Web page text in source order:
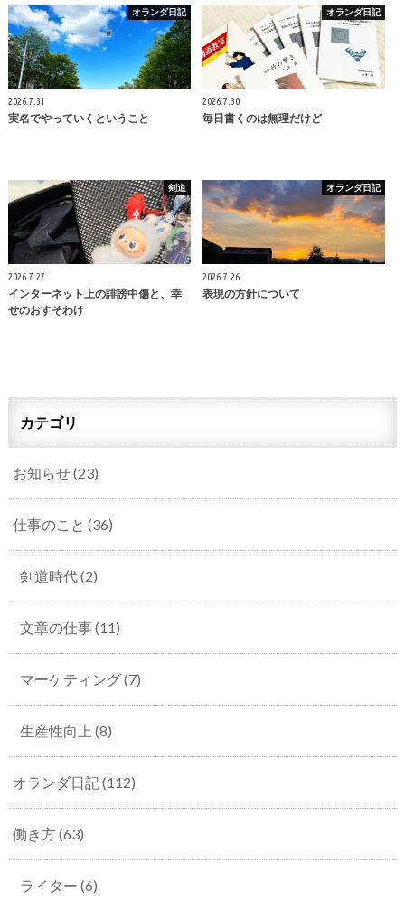
オランダ日記
2026.7.31
実名でやっていくということ
オランダ日記
2026.7.30
毎日書くのは無理だけど
剣道
2026.7.27
インターネット上の誹謗中傷と、幸
せのおすそわけ
オランダ日記
2026.7.26
表現の方針について
カテゴリ
お知らせ(23)
仕事のこと (36)
剣道時代(2)
文章の仕事(11)
マーケティング(7)
生産性向上 (8)
オランダ日記(112)
働き方(63)
ライター (6)